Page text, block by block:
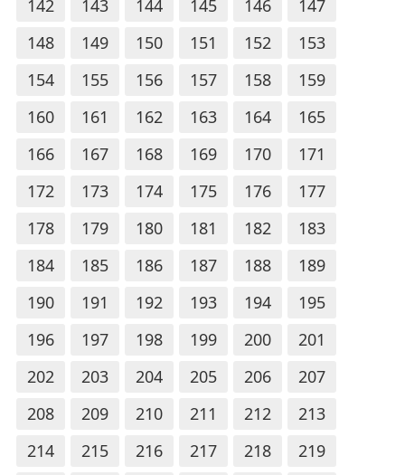
142
143 144 145 146
147
148
149 150 151 152
153
154
155 156 157 158
159
160
161 162 163 164
165
166
167 168 169 170
171
172
173 174 175 176
177
178
179 180 181 182
183
184
185 186 187 188
189
190
191 192 193 194
195
196
197 198 199 200
201
202
203 204 205 206
207
208
209 210 211 212
213
214
215 216 217 218
219